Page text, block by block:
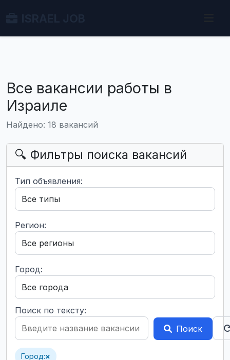
Все вакансии работы в
Израиле
Найдено: 18 вакансий
🔍 Фильтры поиска вакансий
Тип объявления:
Регион:
Город:
Поиск по тексту:
Поиск
Город:×